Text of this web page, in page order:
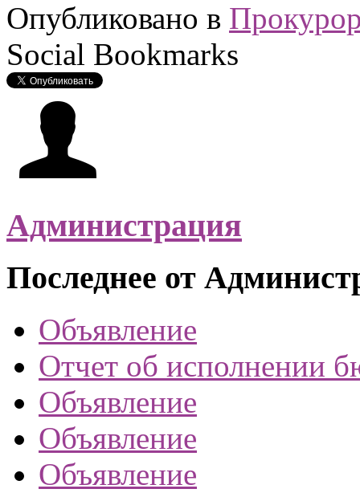
Опубликовано в
Social Bookmarks
Администрация
Последнее от
Объявление
Отчет об исполнении
Объявление
Объявление
Объявление